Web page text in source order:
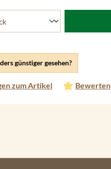
günstiger gesehen?
zum Artikel Bewerten